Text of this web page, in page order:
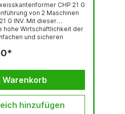
CHP 21 G
von 2 Maschinen
G INV. Mit dieser
hohe Wirtschaftlichkeit der
Fasenart. Mit
G REV Fasenwinkel von
Investition, um Ober-
CHP 21 G REV...
Warenkorb
hinzufügen